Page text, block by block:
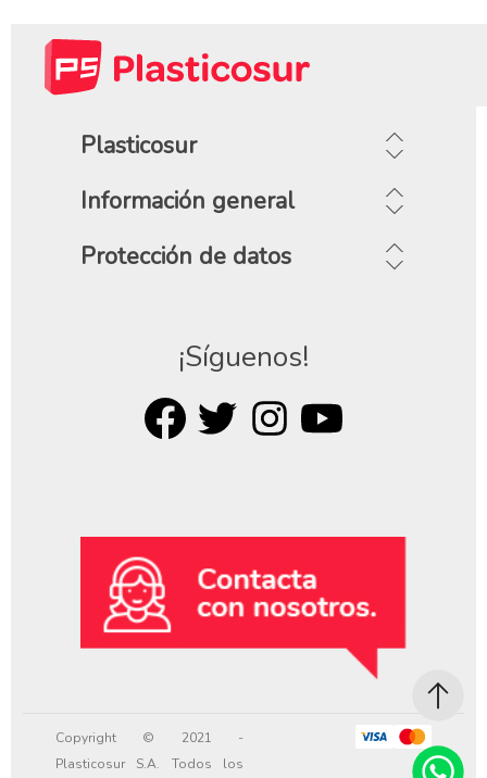
Plasticosur
Información general
Protección de datos
¡Síguenos!
Copyright © 2021 -
Plasticosur S.A. Todos los